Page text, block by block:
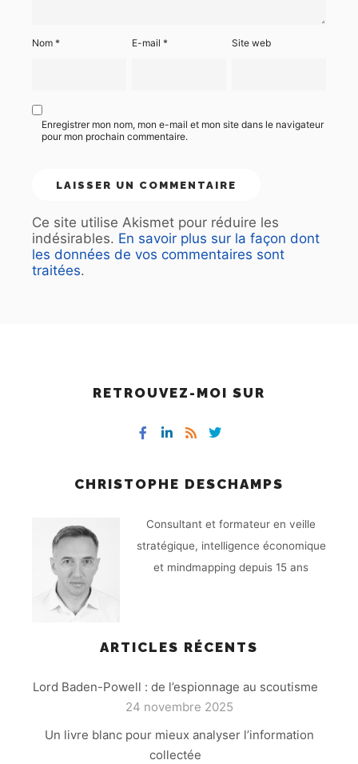
Nom * E-mail* Site web
Enregistrer mon nom, mon e-mail et mon site dans le navigateur
pour mon prochain commentaire.
Ce site utilise Akismet pour réduire les
indésirables. En savoir plus sur la façon dont
les données de vos commentaires sont
traitées.
RETROUVEZ-MOI SUR
CHRISTOPHE DESCHAMPS
Consultant et formateur en veille
stratégique, intelligence économique
et mindmapping depuis 15 ans
ARTICLES RÉCENTS
Lord Baden-Powell : de l’espionnage au scoutisme
24 novembre 2025
Un livre blanc pour mieux analyser l’information
collectée